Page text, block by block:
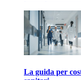
La guida per